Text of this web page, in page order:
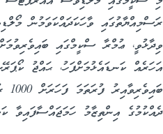
ރަސްމިއްޔާތުގައި ވާހަކަދައްކަވަމުން
ވިދާޅުވީ، ޢުމްރާ ސްކީމްގައި
އަހަރެއް ކަނޑައެޅުމަށްފަހު، ޙައްޖު
ދެއްކުމުގެ އިންތިޒާމު ހަމަޖައްސާފައިވާ